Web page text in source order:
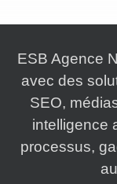
ESB Agence
avec des
SEO,
intelligence
processus,